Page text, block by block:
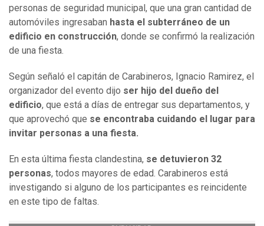
personas de seguridad municipal, que una gran cantidad de
automóviles ingresaban hasta el subterráneo de un
edificio en construcción, donde se confirmó la realización
de una fiesta.
Según señaló el capitán de Carabineros, Ignacio Ramirez, el
organizador del evento dijo ser hijo del dueño del
edificio, que está a días de entregar sus departamentos, y
que aprovechó que se encontraba cuidando el lugar para
invitar personas a una fiesta.
En esta última fiesta clandestina, se detuvieron 32
personas, todos mayores de edad. Carabineros está
investigando si alguno de los participantes es reincidente
en este tipo de faltas.